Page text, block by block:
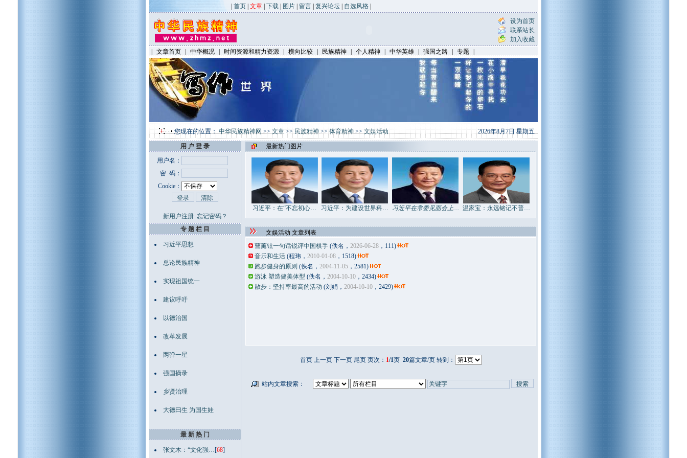
首页 文章 下载 图片 留言 复兴论坛 自选风格
设为首页
联系站长
加入收藏
文章首页 中华概况 时间资源和精力资源 横向比较 民族精神 个人精神 中华英雄 强国之路 专题
您现在的位置：中华民族精神网>>文章>>民族精神>>体育精神>>文娱活动 2026年8月7日 星期五
用 户 登 录
用户名：
密 码：
Cookie：
新用户注册 忘记密码？
专 题 栏 目
习近平思想
总论民族精神
实现祖国统一
建议呼吁
以德治国
改革发展
两弹一星
强国摘录
乡贤治理
大德曰生 为国生娃
最 新 热 门
张文木：“文化强…[68]
最新热门图片
习近平：在“不忘初心… 习近平：为建设世界科… 习近平在常委见面会上… 温家宝：永远铭记不普…
文娱活动 文章列表
曹薰铉一句话锐评中国棋手 (佚名， 2026-06-28 ，111)
音乐和生活 (程玮， 2010-01-08 ，1518)
跑步健身的原则 (佚名， 2004-11-05 ，2581)
游泳 塑造健美体型 (佚名， 2004-10-10 ，2434)
散步：坚持率最高的活动 (刘娟， 2004-10-10 ，2429)
首页 上一页 下一页 尾页 页次： 1/1页 20篇文章/页 转到：
站内文章搜索：